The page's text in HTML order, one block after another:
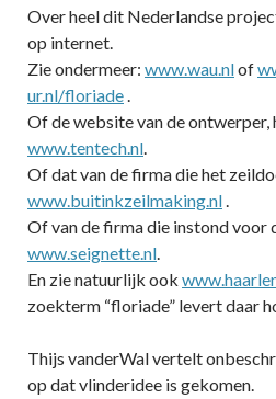
Over heel dit Nederlandse
op internet.
Zie ondermeer: www.wau.nlof
ur.nl/floriade.
Of de website van de ontwerper,
www.tentech.nl.
Of dat van de firma die het
www.buitinkzeilmaking.nl.
Of van de firma die instond voor
www.seignette.nl.
En zie natuurlijk ook
zoekterm “floriade” levert daar
Thijs vanderWal vertelt
op dat vlinderidee is gekomen.